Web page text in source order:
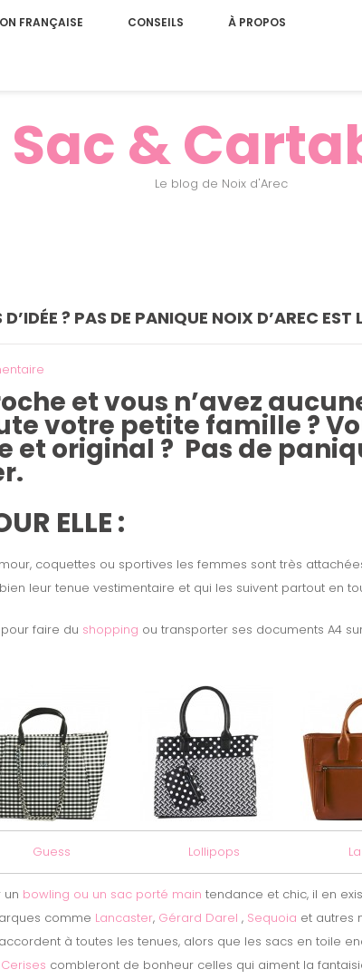
FRANÇAISE CONSEILS À PROPOS
Sac &
Le blog de Noix d'Arec
? PAS DE PANIQUE NOIX D’AREC EST
et vous n’avez
votre petite famille ?
et original ? Pas de
ELLE :
coquettes ou sportives les femmes sont très
leur tenue vestimentaire et qui les suivent partout en
pour faire du shopping ou transporter ses documents A4
Guess Lollipops
bowling ou un sac porté main tendance et chic, il en
comme Lancaster, Gérard Darel , Sequoia et autres
à toutes les tenues, alors que les sacs en toile
combleront de bonheur celles qui aiment la